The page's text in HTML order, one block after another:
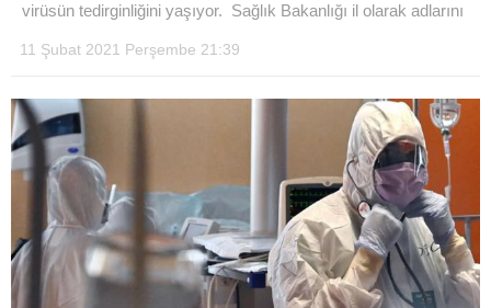
virüsün tedirginliğini yaşıyor. Sağlık Bakanlığı il olarak adlarını
11 Şubat 2021 Perşembe 21:39